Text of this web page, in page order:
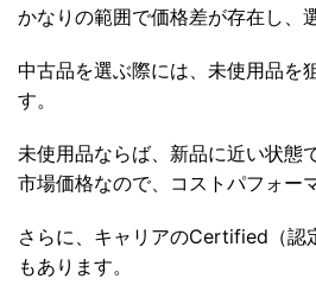
かなりの範囲で価格差が存在し、
中古品を選ぶ際には、未使用品を
す。
未使用品ならば、新品に近い状態
市場価格なので、コストパフォー
さらに、キャリアのCertified（認
もあります。